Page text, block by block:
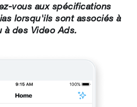
vous aux spécifications
lorsqu'ils sont associés à
à des Video Ads.